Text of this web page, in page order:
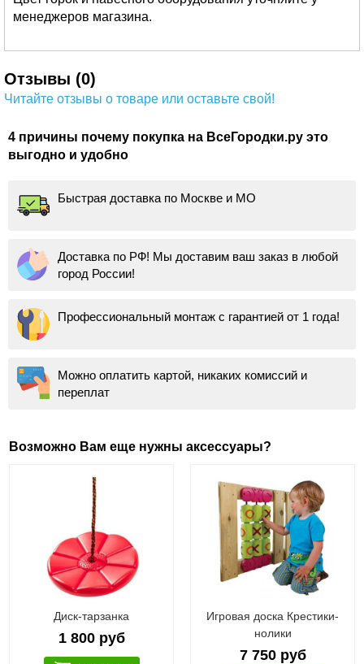
менеджеров магазина.
Отзывы (0)
Читайте отзывы о товаре или оставьте свой!
4 причины почему покупка на ВсеГородки.ру это
выгодно и удобно
Быстрая доставка по Москве и МО
Доставка по РФ! Мы доставим ваш заказ в любой
город России!
Профессиональный монтаж с гарантией от 1 года!
Можно оплатить картой, никаких комиссий и
переплат
Возможно Вам еще нужны аксессуары?
Диск-тарзанка
1 800 руб
Игровая доска Крестики-
нолики
7 750 руб